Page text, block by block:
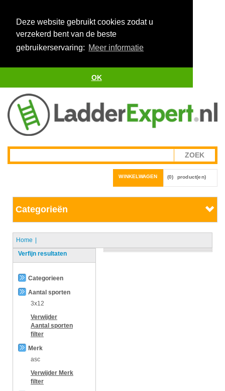
Deze website gebruikt cookies zodat u
verzekerd bent van de beste
gebruikerservaring: Meer informatie
OK
WINKELWAGEN (0) product(en)
Categorieën
Home
Verfijn resultaten
Categorieen
Aantal sporten
3x12
Verwijder
Aantal sporten
filter
Merk
asc
Verwijder Merk
filter